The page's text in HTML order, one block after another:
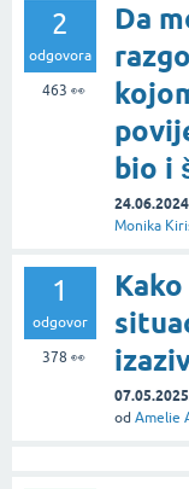
2
odgovora
463 👀
Da
bio i
Monika
1
odgovor
378 👀
od Amelie